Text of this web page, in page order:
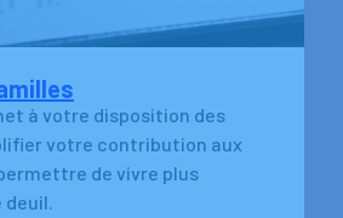
à votre disposition des
votre contribution aux
de vivre plus